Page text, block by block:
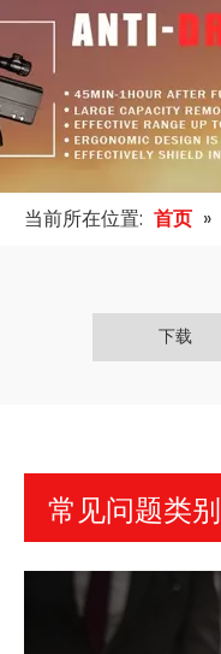
当前所在位置: 首页 »
下载
常见问题类别